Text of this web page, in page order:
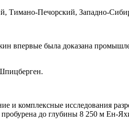
Тимано-Печорский, Западно-
впервые была доказана
и комплексные исследования
до глубины 8 250 м Ен-